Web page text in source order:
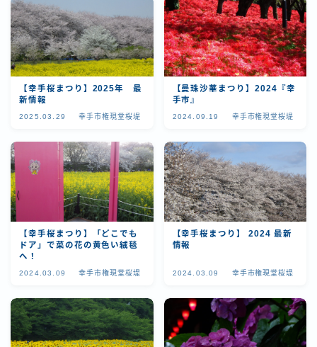
埼玉県草加市の美味しいお店
茨城県のおいしいお店
秘境探しの旅へ
お問い合わせ
【幸手桜まつり】2025年 最
新情報
2025.03.29 幸手市権現堂桜堤
【曼珠沙華まつり】2024『幸
手市』
2024.09.19 幸手市権現堂桜堤
【幸手桜まつり】「どこでも
ドア」で菜の花の黄色い絨毯
へ！
2024.03.09 幸手市権現堂桜堤
【幸手桜まつり】 2024 最新
情報
2024.03.09 幸手市権現堂桜堤